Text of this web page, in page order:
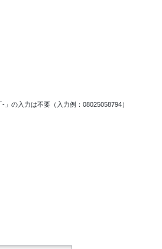
の入力は不要（入力例：08025058794）